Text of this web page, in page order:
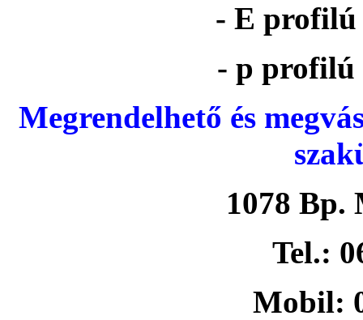
- E profilú
- p profilú
Megrendelhető és
1078 Bp.
Tel.:
Mobil: